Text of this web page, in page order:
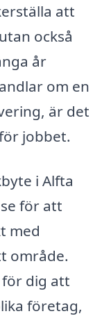
att
också
år
om en
är det
jobbet.
i Alfta
för att
med
område.
dig att
företag,